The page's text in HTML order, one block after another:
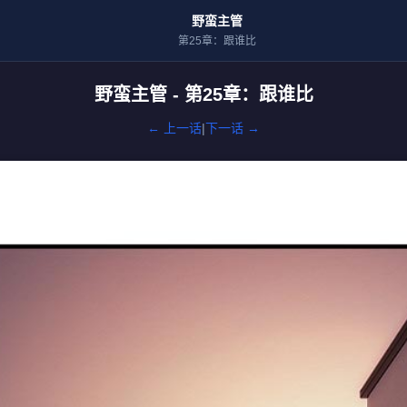
野蛮主管
第25章：跟谁比
野蛮主管 - 第25章：跟谁比
← 上一话|下一话 →